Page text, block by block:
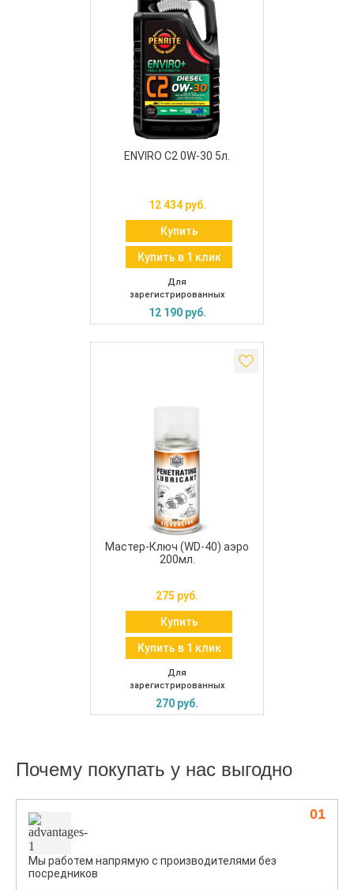
ENVIRO C2 0W-30 5л.
12 434 руб.
Купить
Купить в 1 клик
Для
зарегистрированных
12 190 руб.
Мастер-Ключ (WD-40) аэро
200мл.
275 руб.
Купить
Купить в 1 клик
Для
зарегистрированных
270 руб.
Почему покупать у нас выгодно
Мы работем напрямую с производителями без
посредников
01